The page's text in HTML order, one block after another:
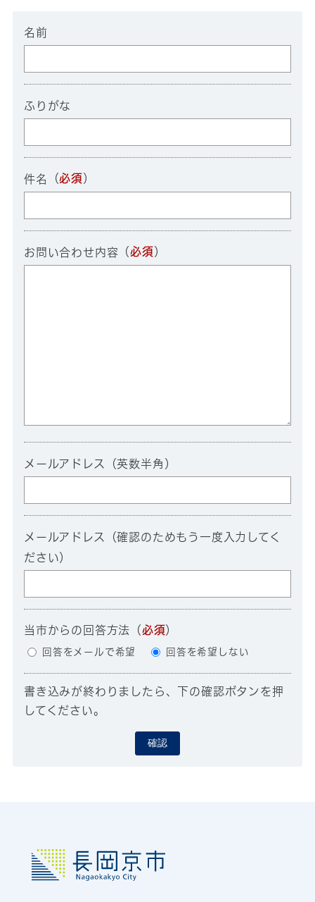
名前
ふりがな
件名 （必須 ）
お問い合わせ内容 （必須 ）
メールアドレス（英数半角）
メールアドレス（確認のためもう一度入力してく
ださい）
当市からの回答方法 （必須）
回答をメールで希望 回答を希望しない
書き込みが終わりましたら、下の確認ボタンを押
してください。
確認